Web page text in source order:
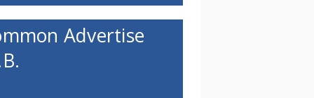
Advertise